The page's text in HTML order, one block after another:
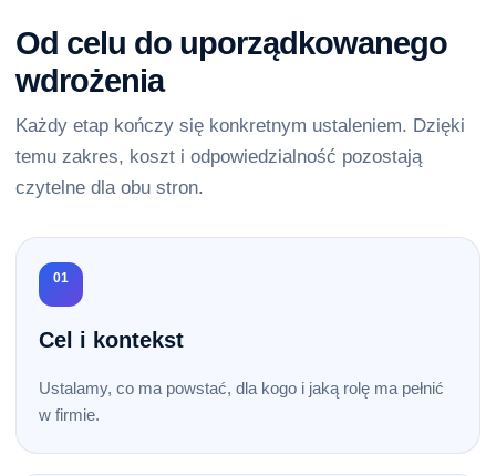
Od celu do uporządkowanego
wdrożenia
Każdy etap kończy się konkretnym ustaleniem. Dzięki
temu zakres, koszt i odpowiedzialność pozostają
czytelne dla obu stron.
01
Cel i kontekst
Ustalamy, co ma powstać, dla kogo i jaką rolę ma pełnić
w firmie.